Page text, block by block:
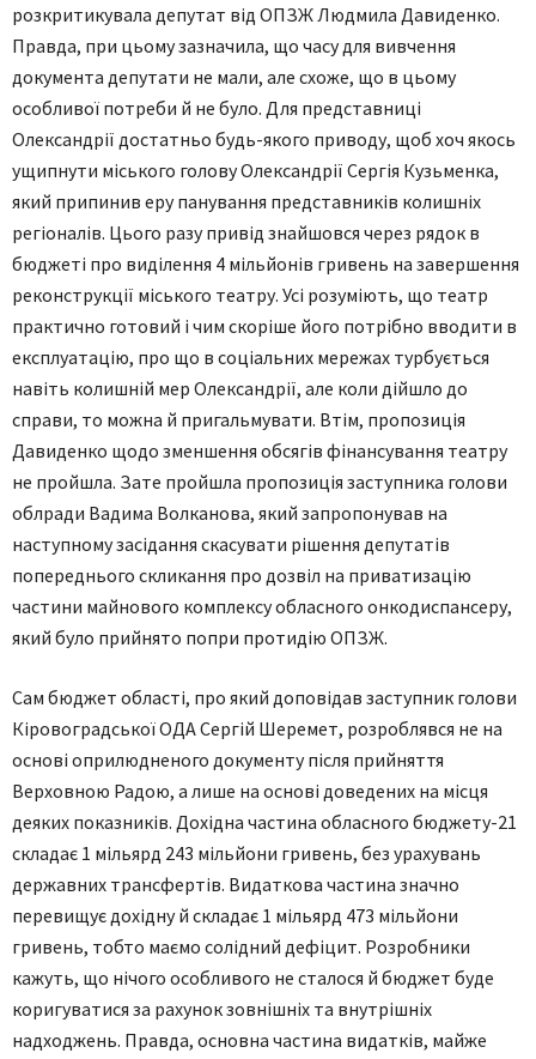
розкритикувала депутат від ОПЗЖ Людмила Давиденко.
Правда, при цьому зазначила, що часу для вивчення
документа депутати не мали, але схоже, що в цьому
особливої потреби й не було. Для представниці
Олександрії достатньо будь-якого приводу, щоб хоч якось
ущипнути міського голову Олександрії Сергія Кузьменка,
який припинив еру панування представників колишніх
регіоналів. Цього разу привід знайшовся через рядок в
бюджеті про виділення 4 мільйонів гривень на завершення
реконструкції міського театру. Усі розуміють, що театр
практично готовий і чим скоріше його потрібно вводити в
експлуатацію, про що в соціальних мережах турбується
навіть колишній мер Олександрії, але коли дійшло до
справи, то можна й пригальмувати. Втім, пропозиція
Давиденко щодо зменшення обсягів фінансування театру
не пройшла. Зате пройшла пропозиція заступника голови
облради Вадима Волканова, який запропонував на
наступному засідання скасувати рішення депутатів
попереднього скликання про дозвіл на приватизацію
частини майнового комплексу обласного онкодиспансеру,
який було прийнято попри протидію ОПЗЖ.
Сам бюджет області, про який доповідав заступник голови
Кіровоградської ОДА Сергій Шеремет, розроблявся не на
основі оприлюдненого документу після прийняття
Верховною Радою, а лише на основі доведених на місця
деяких показників. Дохідна частина обласного бюджету-21
складає 1 мільярд 243 мільйони гривень, без урахувань
державних трансфертів. Видаткова частина значно
перевищує дохідну й складає 1 мільярд 473 мільйони
гривень, тобто маємо солідний дефіцит. Розробники
кажуть, що нічого особливого не сталося й бюджет буде
коригуватися за рахунок зовнішніх та внутрішніх
надходжень. Правда, основна частина видатків, майже